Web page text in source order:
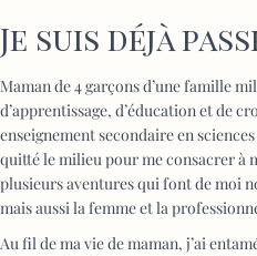
Je suis déjà
Maman de 4 garçons d’une famille
d’apprentissage, d’éducation et de
enseignement secondaire en
quitté le milieu pour me consacrer à
plusieurs aventures qui font de moi
mais aussi la femme et la
Au fil de ma vie de maman, j’ai